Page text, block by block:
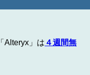
Alteryx」は ４週間無